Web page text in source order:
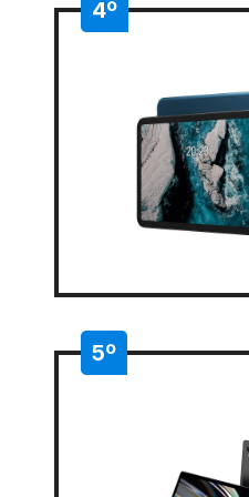
4º
5º